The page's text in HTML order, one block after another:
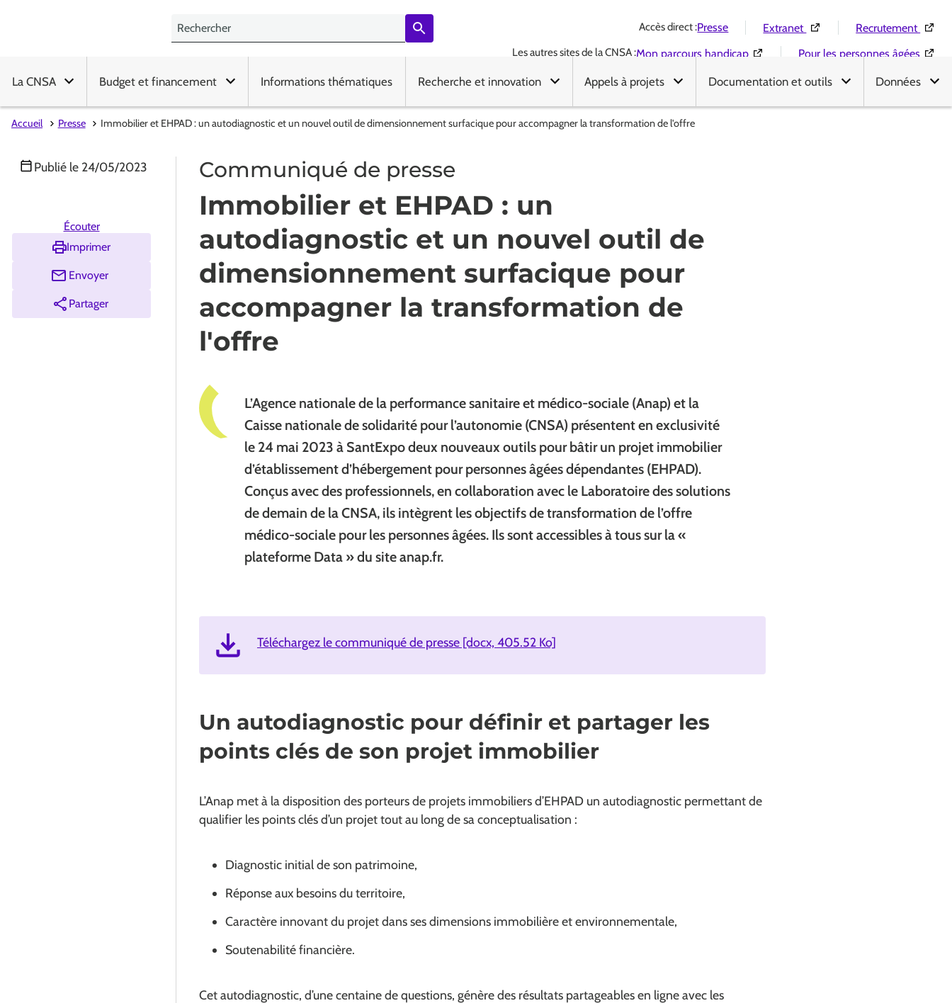
Accès direct :Presse Extranet (Ouverture dans une nouvelle
Recrutement
Les autres sites de la CNSA :Mon parcours handicap(Ouverture dans une nouvelle fenêtre)
Pour les personnes âgées
La CNSA Budget et financement Informations thématiques Recherche et innovation Appels à projets Documentation et outils Données
Accueil Presse Immobilier et EHPAD : un autodiagnostic et un nouvel outil de dimensionnement surfacique pour accompagner la transformation de l'offre
Communiqué de presse
Immobilier et EHPAD : un
autodiagnostic et un nouvel outil de
dimensionnement surfacique pour
accompagner la transformation de
l'offre
Publié le 24/05/2023
Écouter
Imprimer
Envoyer
Partager
L’Agence nationale de la performance sanitaire et médico-sociale (Anap) et la
Caisse nationale de solidarité pour l’autonomie (CNSA) présentent en exclusivité
le 24 mai 2023 à SantExpo deux nouveaux outils pour bâtir un projet immobilier
d’établissement d’hébergement pour personnes âgées dépendantes (EHPAD).
Conçus avec des professionnels, en collaboration avec le Laboratoire des solutions
de demain de la CNSA, ils intègrent les objectifs de transformation de l’offre
médico-sociale pour les personnes âgées. Ils sont accessibles à tous sur la «
plateforme Data » du site anap.fr.
Téléchargez le communiqué de presse [docx, 405.52 Ko]
Un autodiagnostic pour définir et partager les
points clés de son projet immobilier
L’Anap met à la disposition des porteurs de projets immobiliers d’EHPAD un autodiagnostic permettant de
qualifier les points clés d’un projet tout au long de sa conceptualisation :
Diagnostic initial de son patrimoine,
Réponse aux besoins du territoire,
Caractère innovant du projet dans ses dimensions immobilière et environnementale,
Soutenabilité financière.
Cet autodiagnostic, d’une centaine de questions, génère des résultats partageables en ligne avec les